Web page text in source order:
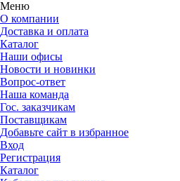
Меню
О компании
Доставка и оплата
Каталог
Наши офисы
Новости и новинки
Вопрос-ответ
Наша команда
Гос. заказчикам
Поставщикам
Добавьте сайт в избранное
Вход
Регистрация
Каталог